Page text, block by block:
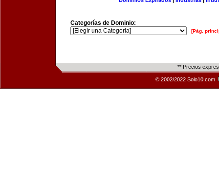
Categorías de Dominio:
[Pág.
** Precios
© 2002/2022 Solo10.com